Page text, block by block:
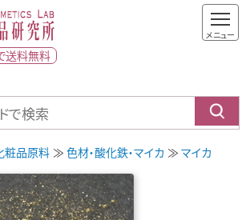
送料無料
粧品原料 色材・酸化鉄・マイカ マイカ